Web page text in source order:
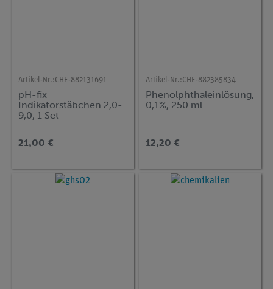
Artikel-Nr.:CHE-882131691
pH-fix
Indikatorstäbchen 2,0-
9,0, 1 Set
21,00 €
Artikel-Nr.:CHE-882385834
Phenolphthaleinlösung,
0,1%, 250 ml
12,20 €